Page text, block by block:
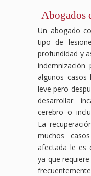
Abogados
Un abogado
tipo de
profundidad y
indemnización
algunos casos
leve pero
desarrollar
cerebro o
La
muchos
afectada le es
ya que